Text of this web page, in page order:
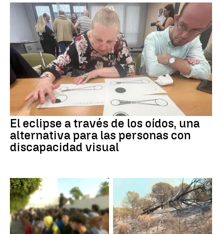
El eclipse a través de los oídos, una
alternativa para las personas con
discapacidad visual